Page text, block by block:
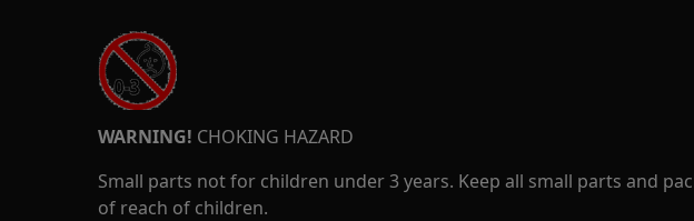
WARNING! CHOKING HAZARD
Small parts not for children under 3 years. Keep all small parts and
of reach of children.